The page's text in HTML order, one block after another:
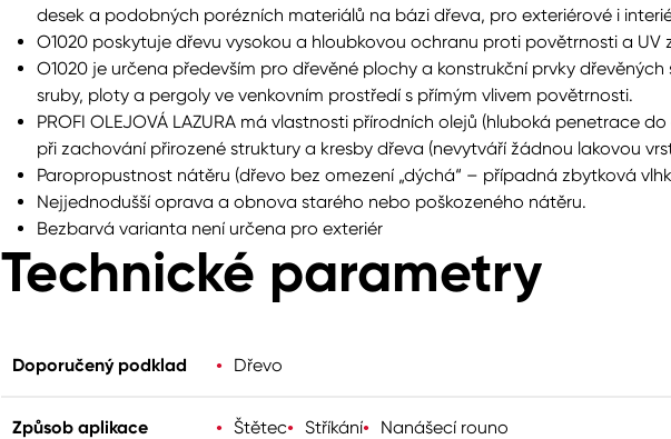
desek a podobných porézních materiálů na bázi dřeva, pro exteriérové i
O1020 poskytuje dřevu vysokou a hloubkovou ochranu proti povětrnosti a UV
O1020 je určena především pro dřevěné plochy a konstrukční prvky
sruby, ploty a pergoly ve venkovním prostředí s přímým vlivem povětrnosti.
PROFI OLEJOVÁ LAZURA má vlastnosti přírodních olejů (hluboká penetrace
při zachování přirozené struktury a kresby dřeva (nevytváří žádnou lakovou
Paropropustnost nátěru (dřevo bez omezení „dýchá“ – případná zbytková
Nejjednodušší oprava a obnova starého nebo poškozeného nátěru.
Bezbarvá varianta není určena pro exteriér
Technické parametry
Doporučený podklad Dřevo
Způsob aplikace Štětec Stříkání Nanášecí rouno